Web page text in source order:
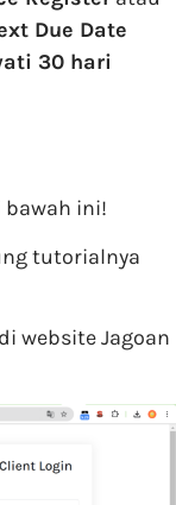
Due Date
30 hari
ini!
tutorialnya
di website Jagoan